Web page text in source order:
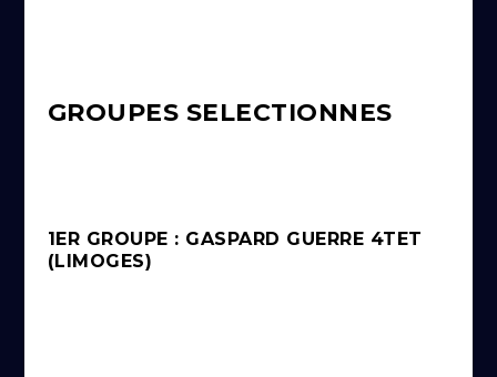
GROUPES SELECTIONNES
1ER GROUPE : GASPARD GUERRE 4TET
(LIMOGES)